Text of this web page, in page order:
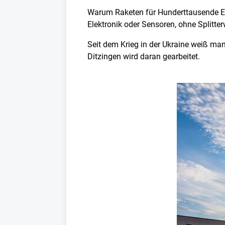
Warum Raketen für Hunderttausende
Elektronik oder Sensoren, ohne
Seit dem Krieg in der Ukraine weiß
Ditzingen wird daran gearbeitet.